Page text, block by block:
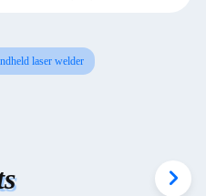
laser welder